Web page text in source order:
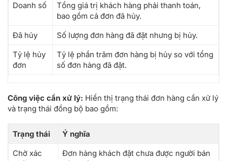
Doanh số
Tổng giá trị khách hàng phải thanh toán,
bao gồm cả đơn đã hủy.
Đã hủy
Số lượng đơn hàng đã đặt nhưng bị hủy.
Tỷ lệ hủy
đơn
Tỷ lệ phần trăm đơn hàng bị hủy so với tổng
số đơn hàng đã đặt.
Công việc cần xử lý: Hiển thị trạng thái đơn hàng cần xử lý
và trạng thái đồng bộ bao gồm:
Trạng thái
Ý nghĩa
Chờ xác
Đơn hàng khách đặt chưa được người bán